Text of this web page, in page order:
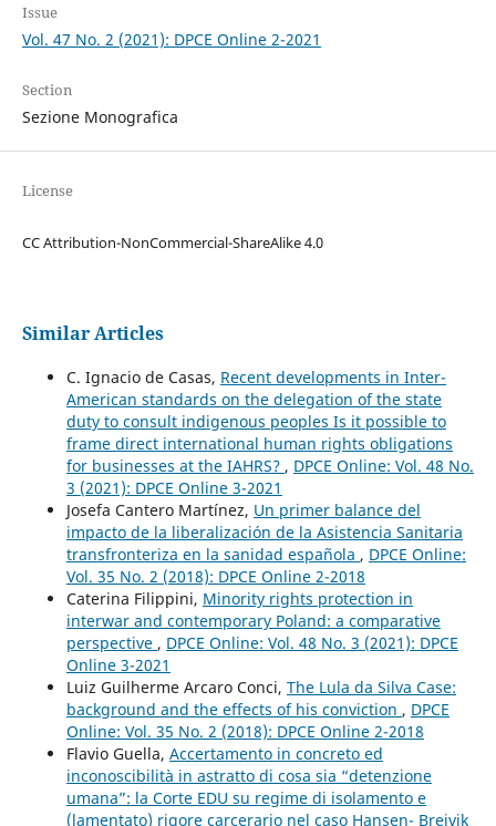
Issue
Vol. 47 No. 2 (2021): DPCE Online 2-2021
Section
Sezione Monografica
License
CC Attribution-NonCommercial-ShareAlike 4.0
Similar Articles
C. Ignacio de Casas, Recent developments in Inter-
American standards on the delegation of the state
duty to consult indigenous peoples Is it possible to
frame direct international human rights obligations
for businesses at the IAHRS? , DPCE Online: Vol. 48 No.
3 (2021): DPCE Online 3-2021
Josefa Cantero Martínez, Un primer balance del
impacto de la liberalización de la Asistencia Sanitaria
transfronteriza en la sanidad española , DPCE Online:
Vol. 35 No. 2 (2018): DPCE Online 2-2018
Caterina Filippini, Minority rights protection in
interwar and contemporary Poland: a comparative
perspective , DPCE Online: Vol. 48 No. 3 (2021): DPCE
Online 3-2021
Luiz Guilherme Arcaro Conci, The Lula da Silva Case:
background and the effects of his conviction , DPCE
Online: Vol. 35 No. 2 (2018): DPCE Online 2-2018
Flavio Guella, Accertamento in concreto ed
inconoscibilità in astratto di cosa sia “detenzione
umana”: la Corte EDU su regime di isolamento e
(lamentato) rigore carcerario nel caso Hansen- Breivik